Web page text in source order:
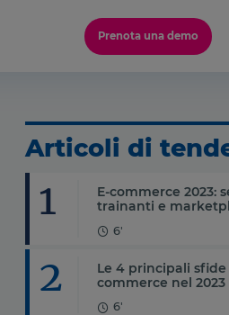
Prenota una demo
Articoli di
1
E-commerce 2023:
trainanti e
6'
2
Le 4 principali sfide
commerce nel 2023
6'